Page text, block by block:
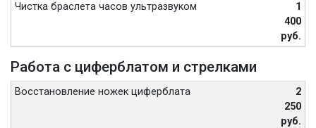
Чистка браслета часов ультразвуком
1
400
руб.
Работа с циферблатом и стрелками
Восстановление ножек циферблата
2
250
руб.